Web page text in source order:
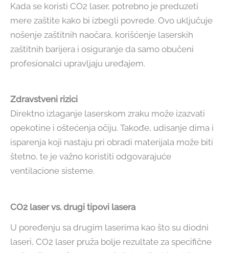
Kada se koristi CO2 laser, potrebno je preduzeti
mere zaštite kako bi izbegli povrede. Ovo uključuje
nošenje zaštitnih naočara, korišćenje laserskih
zaštitnih barijera i osiguranje da samo obučeni
profesionalci upravljaju uređajem.
Zdravstveni rizici
Direktno izlaganje laserskom zraku može izazvati
opekotine i oštećenja očiju. Takođe, udisanje dima i
isparenja koji nastaju pri obradi materijala može biti
štetno, te je važno koristiti odgovarajuće
ventilacione sisteme.
CO2 laser vs. drugi tipovi lasera
U poređenju sa drugim laserima kao što su diodni
laseri, CO2 laser pruža bolje rezultate za specifične